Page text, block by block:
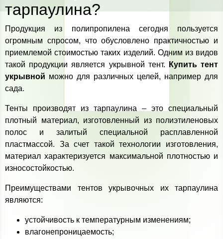
тарпаулина?
Продукция из полипропилена сегодня пользуется
огромным спросом, что обусловлено практичностью и
приемлемой стоимостью таких изделий. Одним из видов
такой продукции является укрывной тент.
Купить тент
укрывной можно для различных целей, например для
сада.
Тенты производят из тарпаулина – это специальный
плотный материал, изготовленный из полиэтиленовых
полос и залитый специальной расплавленной
пластмассой. За счет такой технологии изготовления,
материал характеризуется максимальной плотностью и
износостойкостью.
Преимуществами тентов укрывочных их тарпаулина
являются:
устойчивость к температурным изменениям;
влагонепроницаемость;